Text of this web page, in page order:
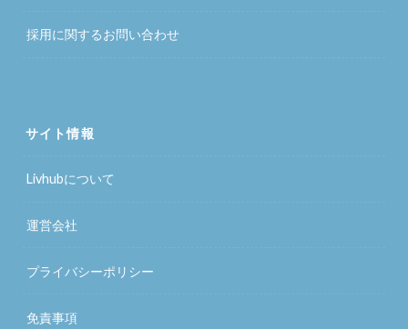
採用に関するお問い合わせ
サイト情報
Livhubについて
運営会社
プライバシーポリシー
免責事項